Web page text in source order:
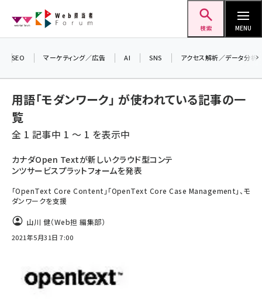
ン
検索 MENU
seo (3546)
youtube (2455)
note (2330)
セミナー (2328)
z世代 (1635)
llmo (1172)
SEO マーケティング／広告 AI SNS アクセス解析／データ分析
用語「モダンワーク」 が使われている記事の一
覧
全 1 記事中 1 ～ 1 を表示中
カナダOpen Textが新しいクラウド型コンテ
ンツサービスプラットフォームを発表
「OpenText Core Content」「OpenText Core Case Management」、モ
ダンワークを支援
山川 健（Web担 編集部）
2021年5月31日 7:00
＼ 8月27日開催、申し込み受付中！ ／
マーケティング フォーラム 2026」開催！